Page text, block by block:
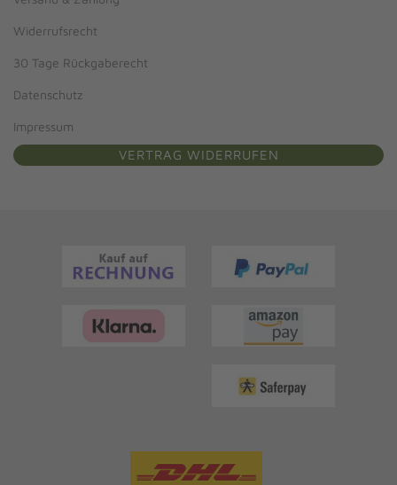
Widerrufsrecht
30 Tage Rückgaberecht
Datenschutz
Impressum
VERTRAG WIDERRUFEN